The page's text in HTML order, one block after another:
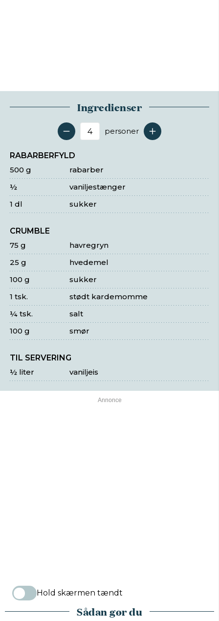
Ingredienser
Antal serveringer
personer
RABARBERFYLD
rabarber
500 g
vaniljestænger
½
sukker
1 dl
CRUMBLE
havregryn
75 g
hvedemel
25 g
sukker
100 g
stødt kardemomme
1 tsk.
salt
¼ tsk.
smør
100 g
TIL SERVERING
vaniljeis
½ liter
Hold skærmen tændt
Sådan gør du